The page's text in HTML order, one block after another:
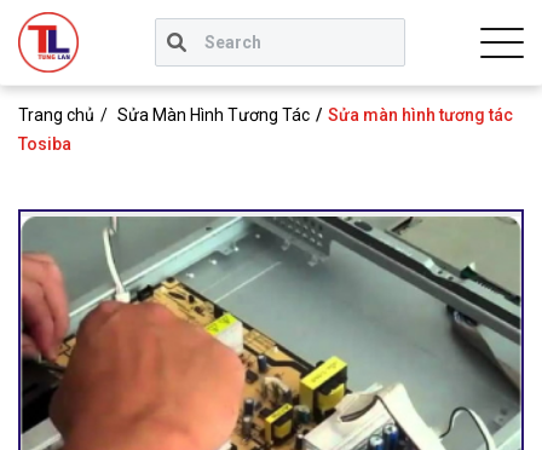
Trang chủ Sửa Màn Hình Tương Tác
Sửa màn hình tương tác
Tosiba